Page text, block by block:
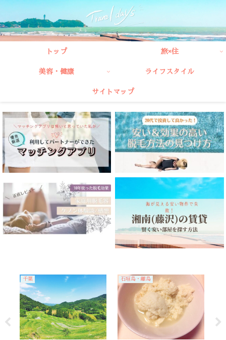
トップ 旅×住
美容・健康 ライフスタイル
サイトマップ
千葉 石垣島・離島